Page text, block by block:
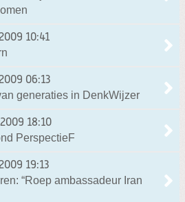
10:41
06:13
generaties in DenkWijzer
18:10
PerspectieF
19:13
“Roep ambassadeur Iran